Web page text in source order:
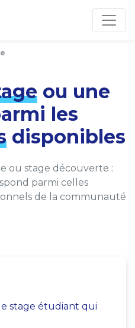
ou une
les
disponibles
ou stage découverte :
parmi celles
de la communauté
stage étudiant qui